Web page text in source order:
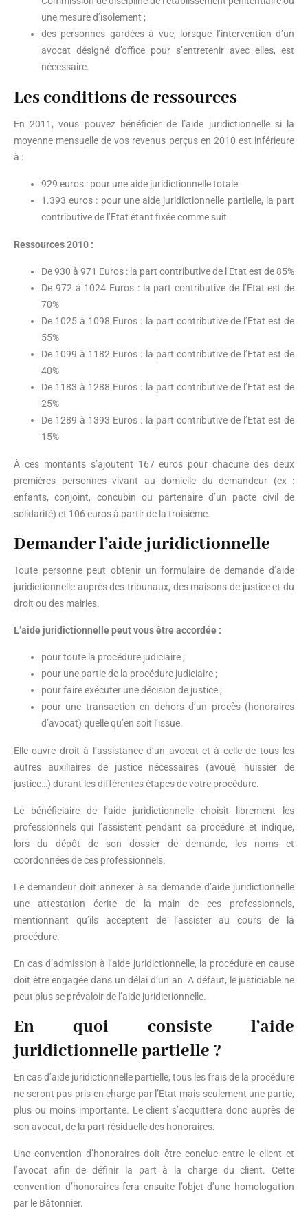
une mesure d’isolement ;
des personnes gardées à vue, lorsque l’intervention d’un
avocat désigné d’office pour s’entretenir avec elles, est
nécessaire.
Les conditions de ressources
En 2011, vous pouvez bénéficier de l’aide juridictionnelle si la
moyenne mensuelle de vos revenus perçus en 2010 est inférieure
à :
929 euros : pour une aide juridictionnelle totale
1.393 euros : pour une aide juridictionnelle partielle, la part
contributive de l’Etat étant fixée comme suit :
Ressources 2010 :
De 930 à 971 Euros : la part contributive de l’Etat est de 85%
De 972 à 1024 Euros : la part contributive de l’Etat est de
70%
De 1025 à 1098 Euros : la part contributive de l’Etat est de
55%
De 1099 à 1182 Euros : la part contributive de l’Etat est de
40%
De 1183 à 1288 Euros : la part contributive de l’Etat est de
25%
De 1289 à 1393 Euros : la part contributive de l’Etat est de
15%
À ces montants s’ajoutent 167 euros pour chacune des deux
premières personnes vivant au domicile du demandeur (ex :
enfants, conjoint, concubin ou partenaire d’un pacte civil de
solidarité) et 106 euros à partir de la troisième.
Demander l’aide juridictionnelle
Toute personne peut obtenir un formulaire de demande d’aide
juridictionnelle auprès des tribunaux, des maisons de justice et du
droit ou des mairies.
L’aide juridictionnelle peut vous être accordée :
pour toute la procédure judiciaire ;
pour une partie de la procédure judiciaire ;
pour faire exécuter une décision de justice ;
pour une transaction en dehors d’un procès (honoraires
d’avocat) quelle qu’en soit l’issue.
Elle ouvre droit à l’assistance d’un avocat et à celle de tous les
autres auxiliaires de justice nécessaires (avoué, huissier de
justice…) durant les différentes étapes de votre procédure.
Le bénéficiaire de l’aide juridictionnelle choisit librement les
professionnels qui l’assistent pendant sa procédure et indique,
lors du dépôt de son dossier de demande, les noms et
coordonnées de ces professionnels.
Le demandeur doit annexer à sa demande d’aide juridictionnelle
une attestation écrite de la main de ces professionnels,
mentionnant qu’ils acceptent de l’assister au cours de la
procédure.
En cas d’admission à l’aide juridictionnelle, la procédure en cause
doit être engagée dans un délai d’un an. A défaut, le justiciable ne
peut plus se prévaloir de l’aide juridictionnelle.
En quoi consiste l’aide
juridictionnelle partielle ?
En cas d’aide juridictionnelle partielle, tous les frais de la procédure
ne seront pas pris en charge par l’Etat mais seulement une partie,
plus ou moins importante. Le client s’acquittera donc auprès de
son avocat, de la part résiduelle des honoraires.
Une convention d’honoraires doit être conclue entre le client et
l’avocat afin de définir la part à la charge du client. Cette
convention d’honoraires fera ensuite l’objet d’une homologation
par le Bâtonnier.